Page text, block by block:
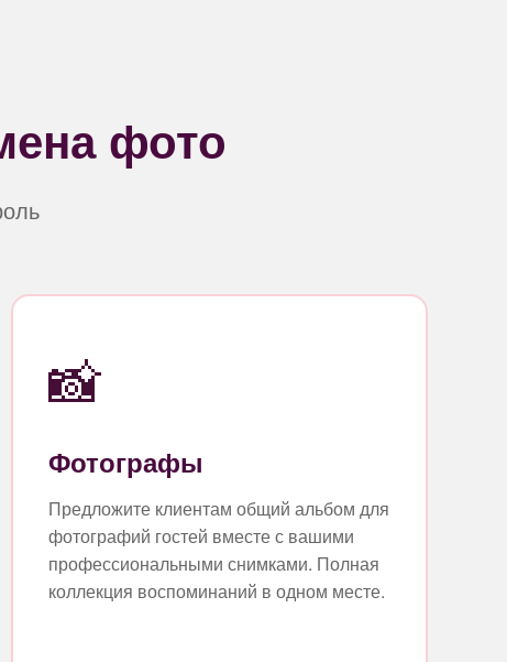
фото
📸
Фотографы
Предложите клиентам общий альбом для
фотографий гостей вместе с вашими
профессиональными снимками. Полная
коллекция воспоминаний в одном месте.